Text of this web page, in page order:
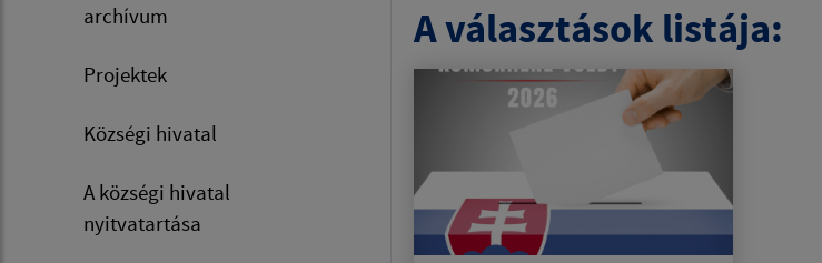
archívum
Projektek
Községi hivatal
A községi hivatal
nyitvatartása
A választások listája: